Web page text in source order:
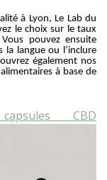
à Lyon, Le Lab du
le choix sur le taux
pouvez ensuite
la langue ou l’inclure
également nos
à base de
CBD